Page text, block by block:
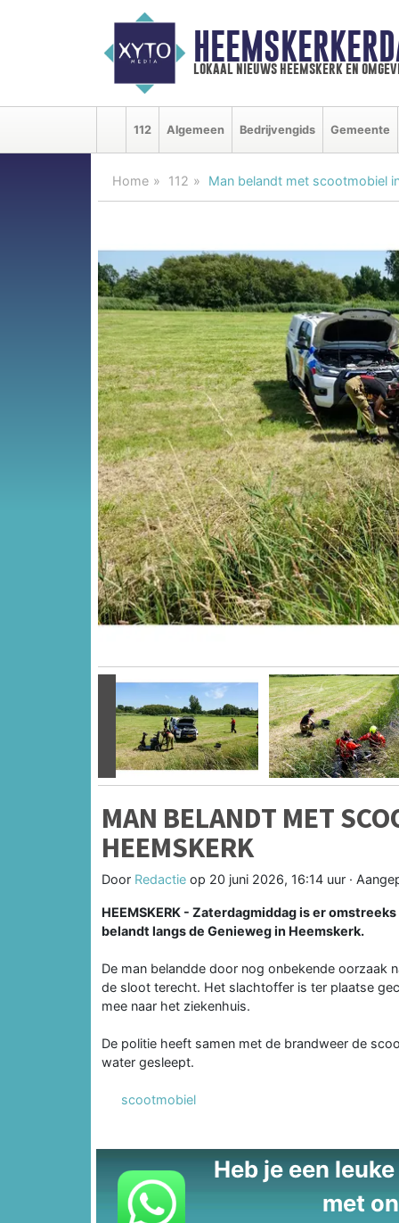
lokaal nieuws heemskerk en
112 Algemeen Bedrijvengids Gemeente
Home 112 Man belandt met scootmobiel
Vorige
MAN BELANDT MET
HEEMSKERK
Door Redactie op 20 juni 2026, 16:14 uur ·
HEEMSKERK - Zaterdagmiddag is er
belandt langs de Genieweg in Heemskerk.
De man belandde door nog onbekende oorzaak
de sloot terecht. Het slachtoffer is ter plaatse
mee naar het ziekenhuis.
De politie heeft samen met de brandweer de
water gesleept.
scootmobiel
Heb je een
met